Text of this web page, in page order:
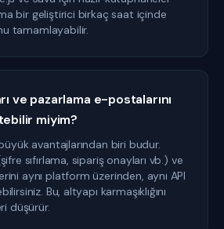
bir geliştirici birkaç saat içinde
tamamlayabilir.
ve pazarlama e-postalarını
miyim?
avantajlarından biri budur.
sıfırlama, sipariş onayları vb.) ve
aynı platform üzerinden, aynı API
Bu, altyapı karmaşıklığını
düşürür.